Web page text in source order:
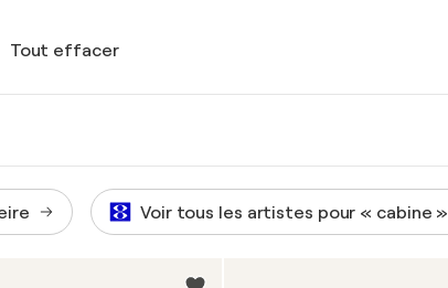
Tout effacer
Voir tous les artistes pour « cabine »